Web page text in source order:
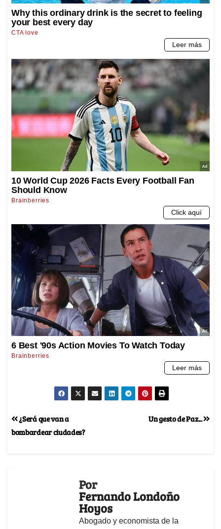
Un gesto de Paz...
¿Será que van a
bombardear ciudades?
Por
Fernando Londoño
Hoyos
Abogado y economista de la